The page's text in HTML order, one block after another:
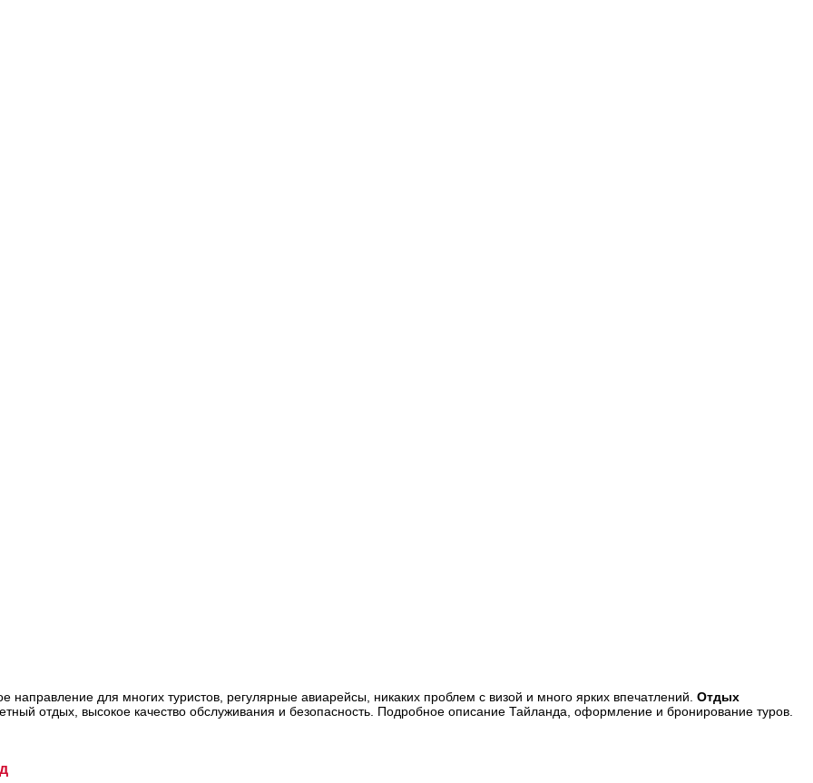
направление для многих туристов, регулярные авиарейсы, никаких проблем с визой и много ярких впечатлений. Отдых
отдых, высокое качество обслуживания и безопасность. Подробное описание Тайланда, оформление и бронирование туров.